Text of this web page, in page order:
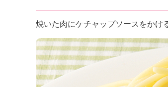
焼いた肉にケチャップソースをかけ